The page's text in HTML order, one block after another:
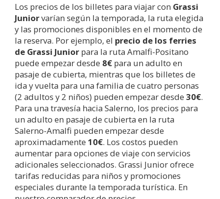
Los precios de los billetes para viajar con Grassi
Juniorvarían según la temporada, la ruta elegida
y las promociones disponibles en el momento de
la reserva. Por ejemplo, el precio de los ferries
de Grassi Junior para la ruta Amalfi-Positano
puede empezar desde 8€ para un adulto en
pasaje de cubierta, mientras que los billetes de
ida y vuelta para una familia de cuatro personas
(2 adultos y 2 niños) pueden empezar desde 30€.
Para una travesía hacia Salerno, los precios para
un adulto en pasaje de cubierta en la ruta
Salerno-Amalfi pueden empezar desde
aproximadamente 10€. Los costos pueden
aumentar para opciones de viaje con servicios
adicionales seleccionados. Grassi Junior ofrece
tarifas reducidas para niños y promociones
especiales durante la temporada turística. En